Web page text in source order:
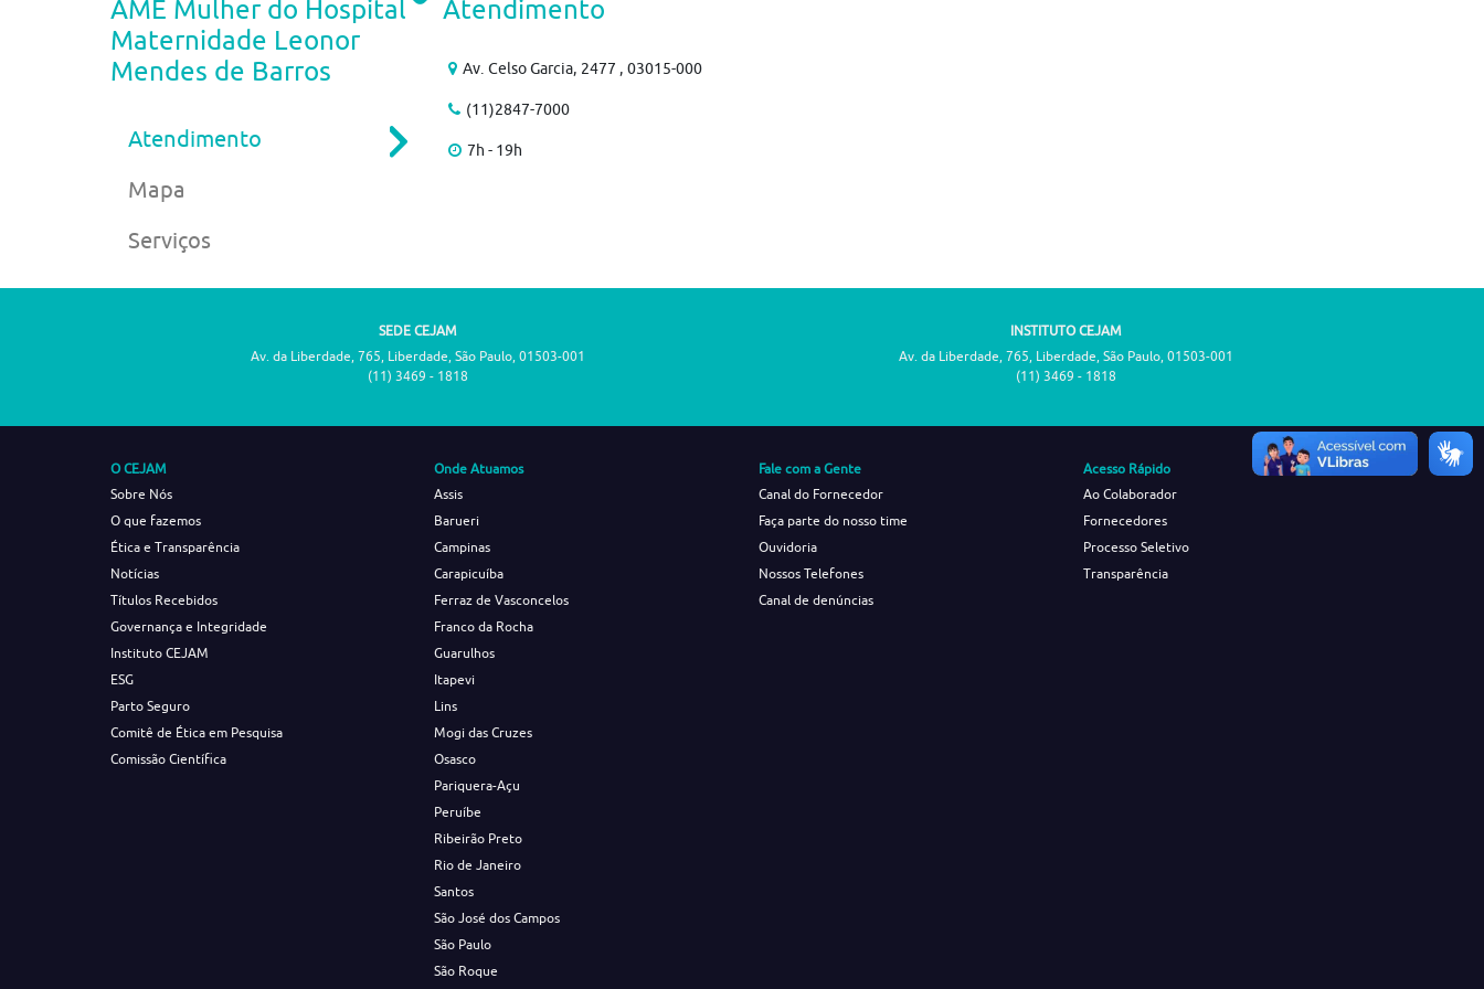
AME Mulher do Hospital
Maternidade Leonor
Mendes de Barros
Atendimento
Mapa
Serviços
Atendimento
Av. Celso Garcia, 2477 , 03015-000
(11)2847-7000
7h - 19h
SEDE CEJAM
Av. da Liberdade, 765, Liberdade, São Paulo, 01503-001
(11) 3469 - 1818
INSTITUTO CEJAM
Av. da Liberdade, 765, Liberdade, São Paulo, 01503-001
(11) 3469 - 1818
O CEJAM
Sobre Nós
O que fazemos
Ética e Transparência
Notícias
Títulos Recebidos
Governança e Integridade
Instituto CEJAM
ESG
Parto Seguro
Comitê de Ética em Pesquisa
Comissão Científica
Onde Atuamos
Assis
Barueri
Campinas
Carapicuíba
Ferraz de Vasconcelos
Franco da Rocha
Guarulhos
Itapevi
Lins
Mogi das Cruzes
Osasco
Pariquera-Açu
Peruíbe
Ribeirão Preto
Rio de Janeiro
Santos
São José dos Campos
São Paulo
São Roque
Fale com a Gente
Canal do Fornecedor
Faça parte do nosso time
Ouvidoria
Nossos Telefones
Canal de denúncias
Acesso Rápido
Ao Colaborador
Fornecedores
Processo Seletivo
Transparência